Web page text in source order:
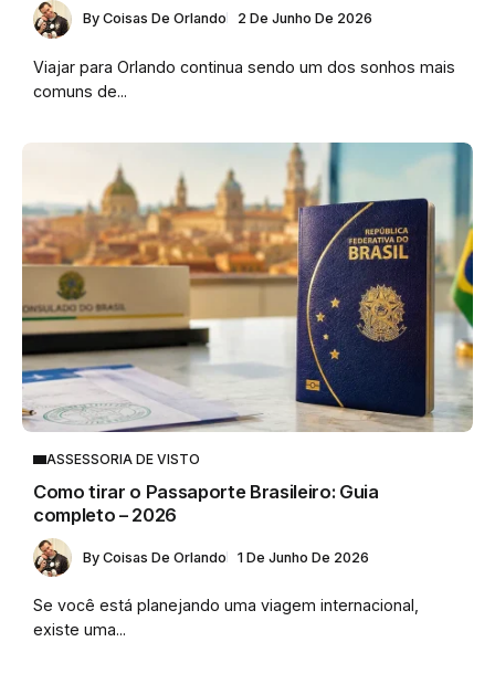
By Coisas De Orlando 2 De Junho De 2026
Viajar para Orlando continua sendo um dos sonhos mais
comuns de...
ASSESSORIA DE VISTO
Como tirar o Passaporte Brasileiro: Guia
completo – 2026
By Coisas De Orlando 1 De Junho De 2026
Se você está planejando uma viagem internacional,
existe uma...